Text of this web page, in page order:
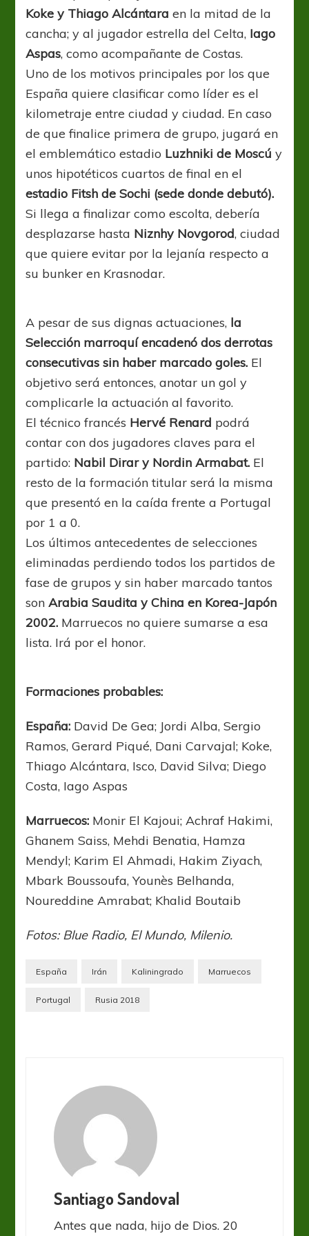
Koke y Thiago Alcántara en la mitad de la
cancha; y al jugador estrella del Celta, Iago
Aspas, como acompañante de Costas.
Uno de los motivos principales por los que
España quiere clasificar como líder es el
kilometraje entre ciudad y ciudad. En caso
de que finalice primera de grupo, jugará en
el emblemático estadio Luzhniki de Moscú y
unos hipotéticos cuartos de final en el
estadio Fitsh de Sochi (sede donde debutó).
Si llega a finalizar como escolta, debería
desplazarse hasta Niznhy Novgorod, ciudad
que quiere evitar por la lejanía respecto a
su bunker en Krasnodar.
A pesar de sus dignas actuaciones, la
Selección marroquí encadenó dos derrotas
consecutivas sin haber marcado goles. El
objetivo será entonces, anotar un gol y
complicarle la actuación al favorito.
El técnico francés Hervé Renard podrá
contar con dos jugadores claves para el
partido: Nabil Dirar y Nordin Armabat. El
resto de la formación titular será la misma
que presentó en la caída frente a Portugal
por 1 a 0.
Los últimos antecedentes de selecciones
eliminadas perdiendo todos los partidos de
fase de grupos y sin haber marcado tantos
sonArabia Saudita y China en Korea-Japón
2002. Marruecos no quiere sumarse a esa
lista. Irá por el honor.
Formaciones probables:
España: David De Gea; Jordi Alba, Sergio
Ramos, Gerard Piqué, Dani Carvajal; Koke,
Thiago Alcántara, Isco, David Silva; Diego
Costa, Iago Aspas
Marruecos: Monir El Kajoui; Achraf Hakimi,
Ghanem Saiss, Mehdi Benatia, Hamza
Mendyl; Karim El Ahmadi, Hakim Ziyach,
Mbark Boussoufa, Younès Belhanda,
Noureddine Amrabat; Khalid Boutaib
Fotos: Blue Radio, El Mundo, Milenio.
España Irán Kaliningrado Marruecos
Portugal Rusia 2018
Santiago Sandoval
Antes que nada, hijo de Dios. 20